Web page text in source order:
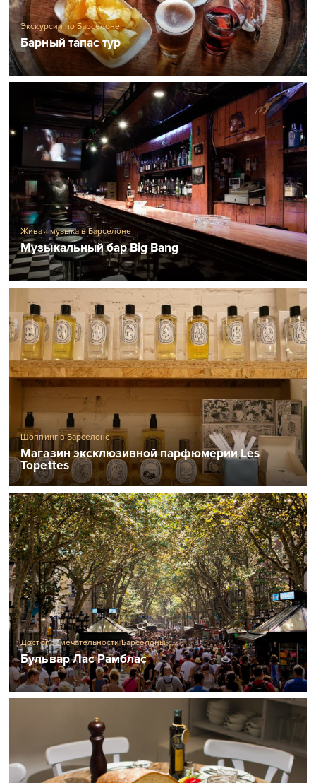
Экскурсии по Барселоне
Барный тапас тур
Живая музыка в Барселоне
Музыкальный бар Big Bang
Шоппинг в Барселоне
Магазин эксклюзивной парфюмерии Les
Topettes
Достопримечательности Барселоны
Бульвар Лас Рамблас